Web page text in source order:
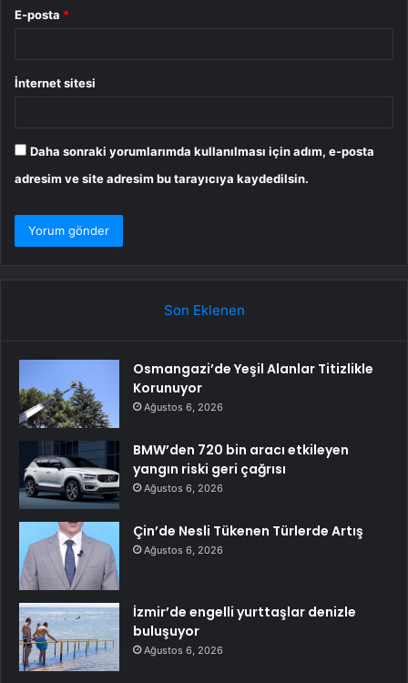
E-posta *
İnternet sitesi
Daha sonraki yorumlarımda kullanılması için adım, e-posta
adresim ve site adresim bu tarayıcıya kaydedilsin.
Son Eklenen
Osmangazi’de Yeşil Alanlar Titizlikle
Korunuyor
Ağustos 6, 2026
BMW’den 720 bin aracı etkileyen
yangın riski geri çağrısı
Ağustos 6, 2026
Çin’de Nesli Tükenen Türlerde Artış
Ağustos 6, 2026
İzmir’de engelli yurttaşlar denizle
buluşuyor
Ağustos 6, 2026